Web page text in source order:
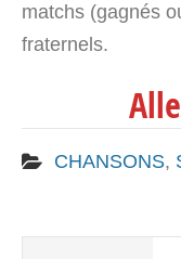
matchs (gagnés
fraternels.
CHANSONS,